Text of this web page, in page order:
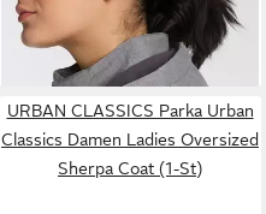
abnehmbarer Kapuze
ab 61,99 € UVP119,95 €
-48%
URBAN CLASSICS Parka Urban
Classics Damen Ladies Oversized
Sherpa Coat (1-St)